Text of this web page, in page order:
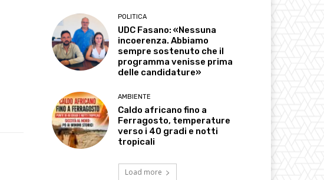
POLITICA
UDC Fasano: «Nessuna
incoerenza. Abbiamo
sempre sostenuto che il
programma venisse prima
delle candidature»
AMBIENTE
Caldo africano fino a
Ferragosto, temperature
verso i 40 gradi e notti
tropicali
Load more